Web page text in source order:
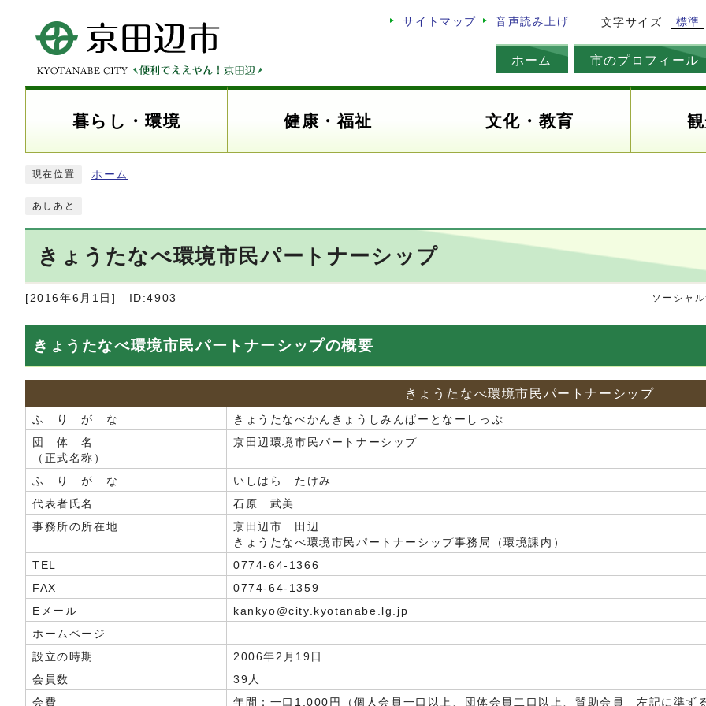
サイトマップ 音声読み上げ 文字サイズ 標準
ホーム 市のプロフィール
暮らし・環境 健康・福祉 文化・教育
現在位置 ホーム
あしあと
きょうたなべ環境市民パートナーシップ
[2016年6月1日] ID:4903 ソーシャ
きょうたなべ環境市民パートナーシップの概要
きょうたなべ環境市民パートナーシップ
ふ り が な
きょうたなべかんきょうしみんぱーとなーしっぷ
団 体 名
（正式名称）
京田辺環境市民パートナーシップ
ふ り が な
いしはら たけみ
代表者氏名
石原 武美
事務所の所在地
京田辺市 田辺
きょうたなべ環境市民パートナーシップ事務局（環境課内）
TEL
0774-64-1366
FAX
0774-64-1359
Eメール
kankyo@city.kyotanabe.lg.jp
ホームページ
設立の時期
2006年2月19日
会員数
39人
会費
年間：一口1,000円（個人会員一口以上、団体会員二口以上、賛助会員 左記に準ず